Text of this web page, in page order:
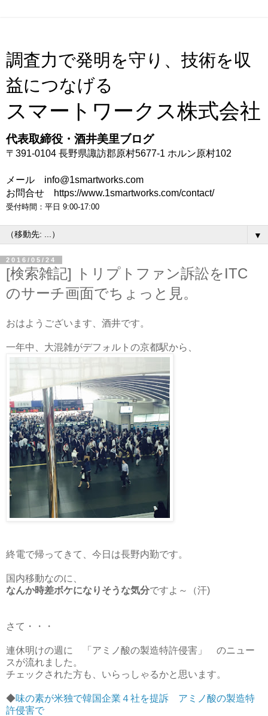
調査力で発明を守り、技術を収
益につなげる
スマートワークス株式会社
代表取締役・酒井美里ブログ
〒391-0104 長野県諏訪郡原村5677-1 ホルン原村102
メール info@1smartworks.com
お問合せ https://www.1smartworks.com/contact/
受付時間：平日 9:00-17:00
▼
2016/05/24
[検索雑記] トリプトファン訴訟をITC
のサーチ画面でちょっと見。
おはようございます、酒井です。
一年中、大混雑がデフォルトの京都駅から、
終電で帰ってきて、今日は長野内勤です。
国内移動なのに、
なんか時差ボケになりそうな気分ですよ～（汗)
さて・・・
連休明けの週に 「アミノ酸の製造特許侵害」 のニュー
スが流れました。
チェックされた方も、いらっしゃるかと思います。
◆味の素が米独で韓国企業４社を提訴 アミノ酸の製造特
許侵害で